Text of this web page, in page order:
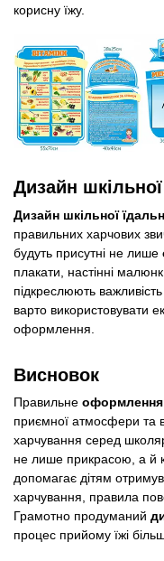
корисну їжу.
Дизайн шкільної
Дизайн шкільної
правильних харчових
будуть присутні не лише
плакати, настінні
підкреслюють
варто використовувати
оформлення.
Висновок
Правильне оформлення
приємної атмосфери та
харчування серед
не лише прикрасою, а й
допомагає дітям
харчування, правила
Грамотно продуманий
процес прийому їжі